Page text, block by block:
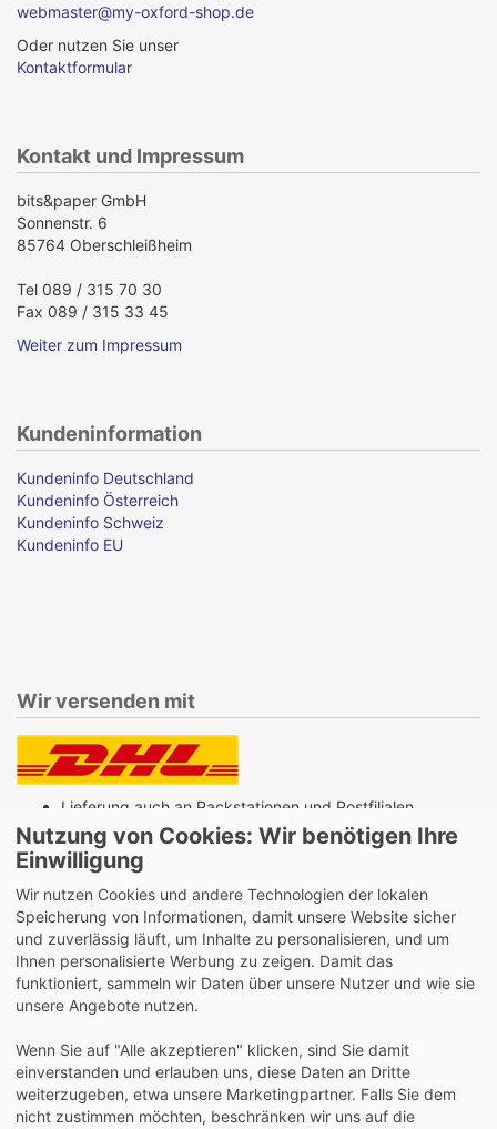
webmaster@my-oxford-shop.de
Oder nutzen Sie unser
Kontaktformular
Kontakt und Impressum
bits&paper GmbH
Sonnenstr. 6
85764 Oberschleißheim
Tel 089 / 315 70 30
Fax 089 / 315 33 45
Weiter zum Impressum
Kundeninformation
Kundeninfo Deutschland
Kundeninfo Österreich
Kundeninfo Schweiz
Kundeninfo EU
Wir versenden mit
Lieferung auch an Packstationen und Postfilialen
Samstagszustellung
Bequeme Zahlung über Paypal
14 Tage Widerrufsrecht
2 Jahre Gewährleistung
Alle Texte, Grafiken, Bilder und das Layout sind
urheberrechtlich geschützt und dürfen nicht ohne
Nutzung von Cookies: Wir benötigen Ihre
Einwilligung
Wir nutzen Cookies und andere Technologien der lokalen
Speicherung von Informationen, damit unsere Website sicher
und zuverlässig läuft, um Inhalte zu personalisieren, und um
Ihnen personalisierte Werbung zu zeigen. Damit das
funktioniert, sammeln wir Daten über unsere Nutzer und wie sie
unsere Angebote nutzen.
Wenn Sie auf "Alle akzeptieren" klicken, sind Sie damit
einverstanden und erlauben uns, diese Daten an Dritte
weiterzugeben, etwa unsere Marketingpartner. Falls Sie dem
nicht zustimmen möchten, beschränken wir uns auf die